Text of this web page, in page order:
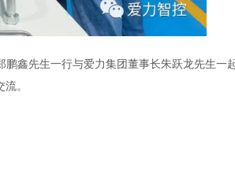
鑫先生一行与爱力集团董事长朱跃龙先生一
。